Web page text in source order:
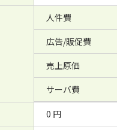
人件費
広告/販促費
売上原価
サーバ費
0 円